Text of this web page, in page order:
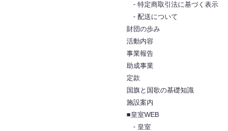
- 特定商取引法に基づく表示
- 配送について
財団の歩み
活動内容
事業報告
助成事業
定款
国旗と国歌の基礎知識
施設案内
■皇室WEB
- 皇室